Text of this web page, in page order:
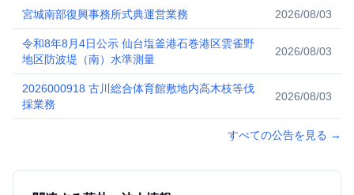
宮城南部復興事務所式典運営業務 2026/08/03
令和8年8月4日公示 仙台塩釜港石巻港区雲雀野
地区防波堤（南）水準測量
2026/08/03
2026000918 古川総合体育館敷地内高木枝等伐
採業務
2026/08/03
すべての公告を見る →